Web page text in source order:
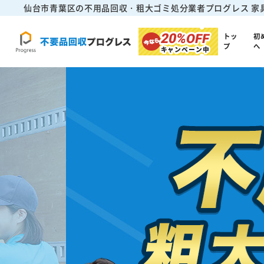
仙台市青葉区の不用品回収・粗大ゴミ処分業者プログレス 家
20%OFF
キャンペーン中
トッ
プ
初
へ